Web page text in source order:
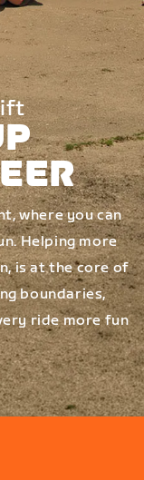
where you can
Helping more
is at the core of
boundaries,
ride more fun